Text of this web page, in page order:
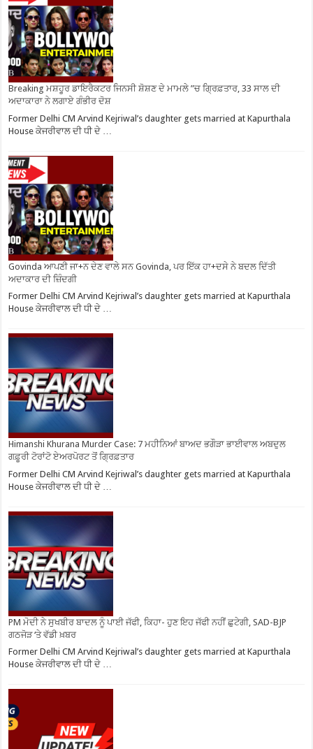
Breaking ਮਸ਼ਹੂਰ ਡਾਇਰੈਕਟਰ ਜਿਨਸੀ ਸ਼ੋਸ਼ਣ ਦੇ ਮਾਮਲੇ ”ਚ ਗ੍ਰਿਫ਼ਤਾਰ, 33 ਸਾਲ ਦੀ
ਅਦਾਕਾਰਾ ਨੇ ਲਗਾਏ ਗੰਭੀਰ ਦੋਸ਼
Former Delhi CM Arvind Kejriwal’s daughter gets married at Kapurthala
House ਕੇਜਰੀਵਾਲ ਦੀ ਧੀ ਦੇ …
Govinda ਆਪਣੀ ਜਾ+ਨ ਦੇਣ ਵਾਲੇ ਸਨ Govinda, ਪਰ ਇੱਕ ਹਾ+ਦਸੇ ਨੇ ਬਦਲ ਦਿੱਤੀ
ਅਦਾਕਾਰ ਦੀ ਜ਼ਿੰਦਗੀ
Former Delhi CM Arvind Kejriwal’s daughter gets married at Kapurthala
House ਕੇਜਰੀਵਾਲ ਦੀ ਧੀ ਦੇ …
Himanshi Khurana Murder Case: 7 ਮਹੀਨਿਆਂ ਬਾਅਦ ਭਗੌੜਾ ਭਾਈਵਾਲ ਅਬਦੁਲ
ਗਫ਼ੂਰੀ ਟੋਰਾਂਟੋ ਏਅਰਪੋਰਟ ਤੋਂ ਗ੍ਰਿਫ਼ਤਾਰ
Former Delhi CM Arvind Kejriwal’s daughter gets married at Kapurthala
House ਕੇਜਰੀਵਾਲ ਦੀ ਧੀ ਦੇ …
PM ਮੋਦੀ ਨੇ ਸੁਖਬੀਰ ਬਾਦਲ ਨੂੰ ਪਾਈ ਜੱਫੀ, ਕਿਹਾ- ਹੁਣ ਇਹ ਜੱਫੀ ਨਹੀਂ ਛੁਟੇਗੀ, SAD-BJP
ਗਠਜੋੜ ‘ਤੇ ਵੱਡੀ ਖ਼ਬਰ
Former Delhi CM Arvind Kejriwal’s daughter gets married at Kapurthala
House ਕੇਜਰੀਵਾਲ ਦੀ ਧੀ ਦੇ …